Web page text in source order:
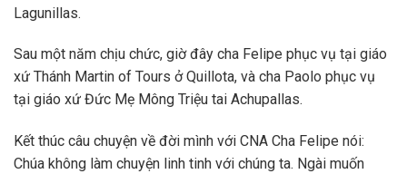
Lagunillas.
Sau một năm chịu chức, giờ đây cha Felipe phục vụ tại giáo
xứ Thánh Martin of Tours ở Quillota, và cha Paolo phục vụ
tại giáo xứ Đức Mẹ Mông Triệu tai Achupallas.
Kết thúc câu chuyện về đời mình với CNA Cha Felipe nói:
Chúa không làm chuyện linh tinh với chúng ta. Ngài muốn